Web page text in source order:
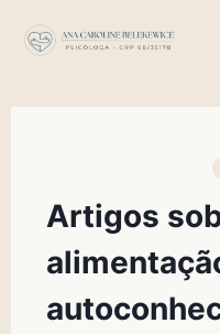
Artigos